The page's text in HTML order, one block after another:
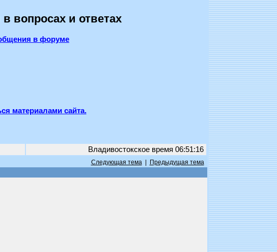
вопросах и ответах
в форуме
материалами сайта.
Владивостокское время 06:51:16
Следующая тема|
Предыдущая тема